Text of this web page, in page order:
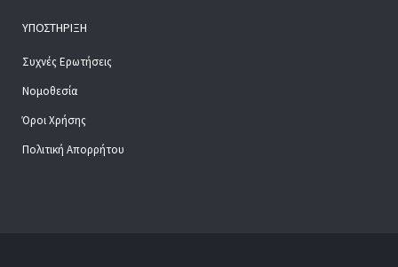
ΥΠΟΣΤΉΡΙΞΗ
Συχνές Ερωτήσεις
Νομοθεσία
Όροι Χρήσης
Πολιτική Απορρήτου